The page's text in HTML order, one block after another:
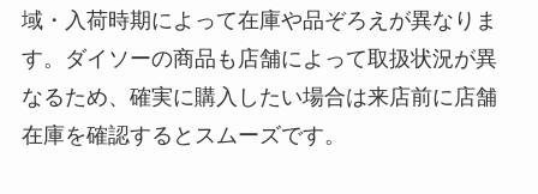
バーほうきは買え
る？選び方＆使い方
を徹底ガイド！
【100均】ダイソー/
域・入荷時期によって在庫や品ぞろえが異なりま
す。ダイソーの商品も店舗によって取扱状況が異
なるため、確実に購入したい場合は来店前に店舗
在庫を確認するとスムーズです。